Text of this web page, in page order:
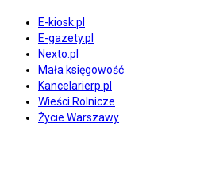
E-kiosk.pl
E-gazety.pl
Nexto.pl
Mała księgowość
Kancelarierp.pl
Wieści Rolnicze
Życie Warszawy